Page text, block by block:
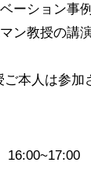
ーション事
ン教授の講
本人は参加